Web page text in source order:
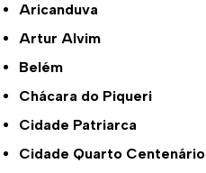
Aricanduva
Artur Alvim
Belém
Chácara do Piqueri
Cidade Patriarca
Cidade Quarto Centenário